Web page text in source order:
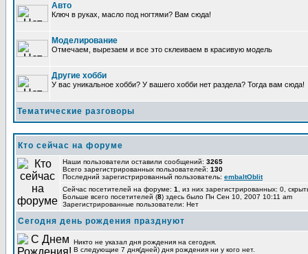
Авто
Ключ в руках, масло под ногтями? Вам сюда!
Моделирование
Отмечаем, вырезаем и все это склеиваем в красивую модель
Другие хобби
У вас уникальное хобби? У вашего хобби нет раздела? Тогда вам сюда!
Тематические разговоры
Кто сейчас на форуме
Наши пользователи оставили сообщений: 3265
Всего зарегистрированных пользователей: 130
Последний зарегистрированный пользователь: embaltOblit
Сейчас посетителей на форуме: 1
, из них зарегистрированных: 0,
Больше всего посетителей (8) здесь было Пн Сен 10, 2007 10:11 am
Зарегистрированные пользователи: Нет
Сегодня день рождения празднуют
Никто не указал дня рождения на сегодня.
В следующие 7 дня(дней) дня рождения ни у кого нет.